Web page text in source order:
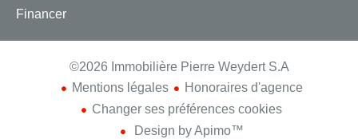
Financer
©2026 Immobilière Pierre Weydert S.A
Mentions légales
Honoraires d'agence
Changer ses préférences cookies
Design byApimo™